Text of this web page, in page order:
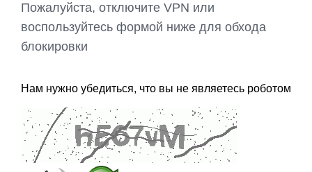
Пожалуйста, отключите VPN или
воспользуйтесь формой ниже для обхода
блокировки
Нам нужно убедиться, что вы не являетесь роботом